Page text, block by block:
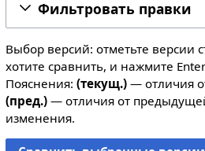
Фильтровать правки
Выбор версий: отметьте версии
хотите сравнить, и нажмите
Пояснения: (текущ.)— отличия
(пред.)— отличия от
изменения.